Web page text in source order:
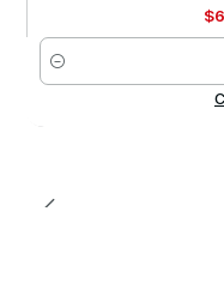
Cantidad